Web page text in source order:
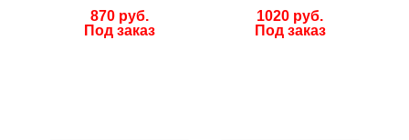
870 руб.
Под заказ
1020 руб.
Под заказ